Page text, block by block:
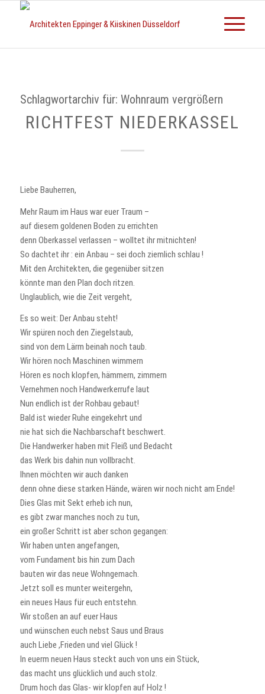
Schlagwortarchiv für: Wohnraum vergrößern
RICHTFEST NIEDERKASSEL
Liebe Bauherren,
Mehr Raum im Haus war euer Traum –
auf diesem goldenen Boden zu errichten
denn Oberkassel verlassen – wolltet ihr mitnichten!
So dachtet ihr : ein Anbau – sei doch ziemlich schlau !
Mit den Architekten, die gegenüber sitzen
könnte man den Plan doch ritzen.
Unglaublich, wie die Zeit vergeht,
Es so weit: Der Anbau steht!
Wir spüren noch den Ziegelstaub,
sind von dem Lärm beinah noch taub.
Wir hören noch Maschinen wimmern
Hören es noch klopfen, hämmern, zimmern
Vernehmen noch Handwerkerrufe laut
Nun endlich ist der Rohbau gebaut!
Bald ist wieder Ruhe eingekehrt und
nie hat sich die Nachbarschaft beschwert.
Die Handwerker haben mit Fleiß und Bedacht
das Werk bis dahin nun vollbracht.
Ihnen möchten wir auch danken
denn ohne diese starken Hände, wären wir noch nicht am Ende!
Dies Glas mit Sekt erheb ich nun,
es gibt zwar manches noch zu tun,
ein großer Schritt ist aber schon gegangen:
Wir haben unten angefangen,
vom Fundament bis hin zum Dach
bauten wir das neue Wohngemach.
Jetzt soll es munter weitergehn,
ein neues Haus für euch entstehn.
Wir stoßen an auf euer Haus
und wünschen euch nebst Saus und Braus
auch Liebe ,Frieden und viel Glück !
In euerm neuen Haus steckt auch von uns ein Stück,
das macht uns glücklich und auch stolz.
Drum hoch das Glas- wir klopfen auf Holz !